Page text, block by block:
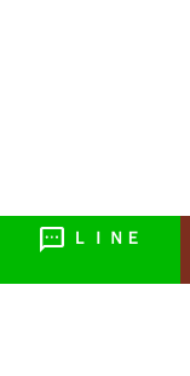
sms ＬＩＮＥ